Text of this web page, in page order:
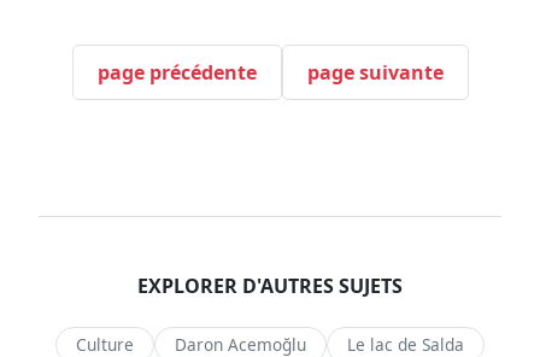
page précédente page suivante
EXPLORER D'AUTRES SUJETS
Culture Daron Acemoğlu
Le lac de Salda